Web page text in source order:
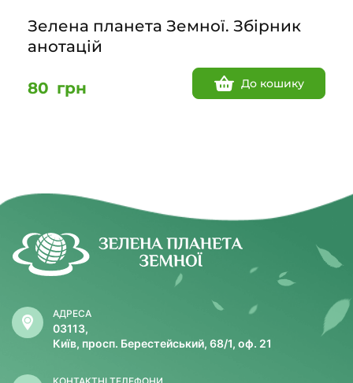
Зелена планета Земної. Збірник
анотацій
80 грн До кошику
АДРЕСА
03113,
Київ, просп. Берестейський, 68/1, оф. 21